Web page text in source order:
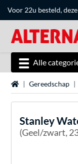
Voor 22u besteld,
Alle
HomeGereedschap
Stanley
(Geel/zwart,